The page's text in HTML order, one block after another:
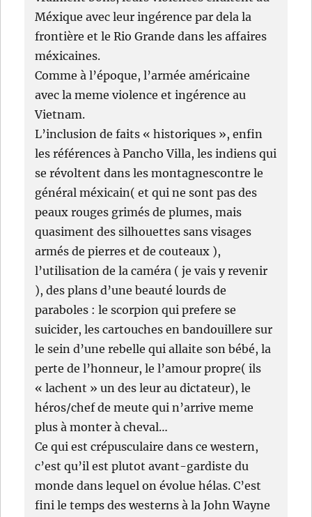
Méxique avec leur ingérence par dela la
frontière et le Rio Grande dans les affaires
méxicaines.
Comme à l’époque, l’armée américaine
avec la meme violence et ingérence au
Vietnam.
L’inclusion de faits « historiques », enfin
les références à Pancho Villa, les indiens qui
se révoltent dans les montagnescontre le
général méxicain( et qui ne sont pas des
peaux rouges grimés de plumes, mais
quasiment des silhouettes sans visages
armés de pierres et de couteaux ),
l’utilisation de la caméra ( je vais y revenir
), des plans d’une beauté lourds de
paraboles : le scorpion qui prefere se
suicider, les cartouches en bandouillere sur
le sein d’une rebelle qui allaite son bébé, la
perte de l’honneur, le l’amour propre( ils
« lachent » un des leur au dictateur), le
héros/chef de meute qui n’arrive meme
plus à monter à cheval…
Ce qui est crépusculaire dans ce western,
c’est qu’il est plutot avant-gardiste du
monde dans lequel on évolue hélas. C’est
fini le temps des westerns à la John Wayne